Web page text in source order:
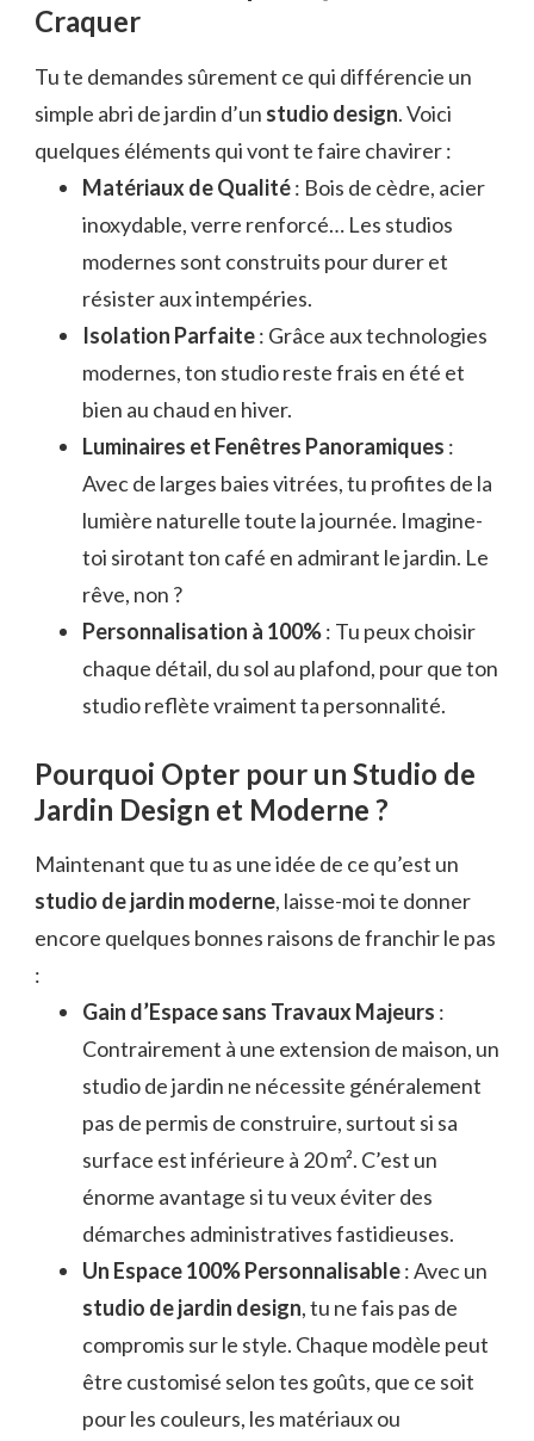
Craquer
Tu te demandes sûrement ce qui différencie un
simple abri de jardin d’un studio design. Voici
quelques éléments qui vont te faire chavirer :
Matériaux de Qualité: Bois de cèdre, acier
inoxydable, verre renforcé… Les studios
modernes sont construits pour durer et
résister aux intempéries.
Isolation Parfaite: Grâce aux technologies
modernes, ton studio reste frais en été et
bien au chaud en hiver.
Luminaires et Fenêtres Panoramiques :
Avec de larges baies vitrées, tu profites de la
lumière naturelle toute la journée. Imagine-
toi sirotant ton café en admirant le jardin. Le
rêve, non ?
Personnalisation à 100%: Tu peux choisir
chaque détail, du sol au plafond, pour que ton
studio reflète vraiment ta personnalité.
Pourquoi Opter pour un Studio de
Jardin Design et Moderne ?
Maintenant que tu as une idée de ce qu’est un
studio de jardin moderne, laisse-moi te donner
encore quelques bonnes raisons de franchir le pas
:
Gain d’Espace sans Travaux Majeurs :
Contrairement à une extension de maison, un
studio de jardin ne nécessite généralement
pas de permis de construire, surtout si sa
surface est inférieure à 20 m². C’est un
énorme avantage si tu veux éviter des
démarches administratives fastidieuses.
Un Espace 100% Personnalisable: Avec un
studio de jardin design, tu ne fais pas de
compromis sur le style. Chaque modèle peut
être customisé selon tes goûts, que ce soit
pour les couleurs, les matériaux ou